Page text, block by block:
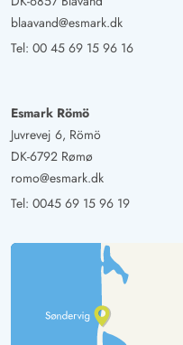
blaavand@esmark.dk
Tel: 00 45 69 15 96 16
Esmark Römö
Juvrevej 6, Römö
DK-6792 Rømø
romo@esmark.dk
Tel: 0045 69 15 96 19